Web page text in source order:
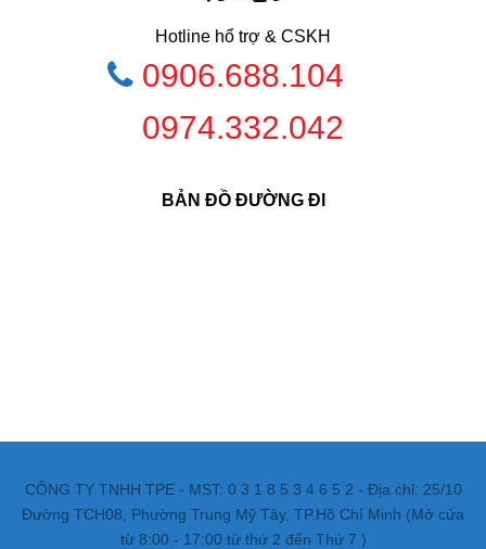
Hotline hổ trợ & CSKH
0906.688.104
0974.332.042
BẢN ĐỒ ĐƯỜNG ĐI
CÔNG TY TNHH TPE - MST: 0 3 1 8 5 3 4 6 5 2 - Địa chỉ: 25/10
Đường TCH08, Phường Trung Mỹ Tây, TP.Hồ Chí Minh (Mở cửa
từ 8:00 - 17:00 từ thứ 2 đến Thứ 7 )